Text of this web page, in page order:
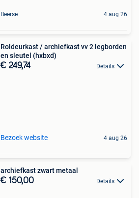
Beerse 4 aug 26
Roldeurkast / archiefkast vv 2 legborden
en sleutel (hxbxd)
€ 249,74 Details
Bezoek website 4 aug 26
archiefkast zwart metaal
€ 150,00 Details